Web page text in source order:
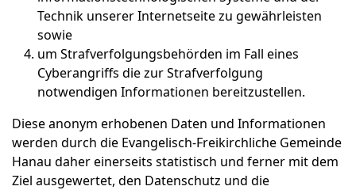
Technik unserer Internetseite zu gewährleisten
sowie
um Strafverfolgungsbehörden im Fall eines
Cyberangriffs die zur Strafverfolgung
notwendigen Informationen bereitzustellen.
Diese anonym erhobenen Daten und Informationen
werden durch die Evangelisch-Freikirchliche Gemeinde
Hanau daher einerseits statistisch und ferner mit dem
Ziel ausgewertet, den Datenschutz und die